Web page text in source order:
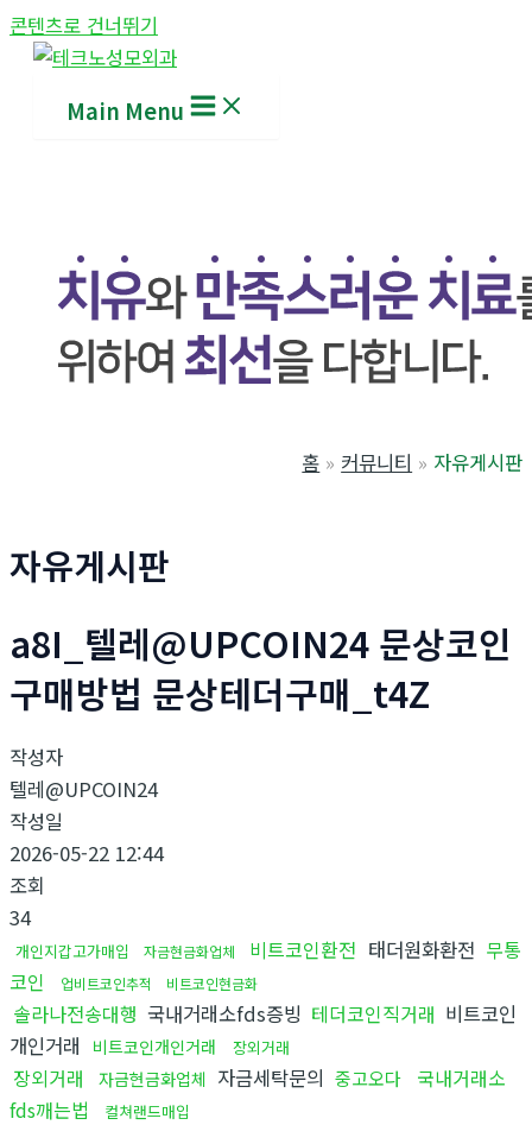
콘텐츠로 건너뛰기
Main Menu
홈 커뮤니티 자유게시판
자유게시판
a8I_텔레@UPCOIN24 문상코인
구매방법 문상테더구매_t4Z
작성자
텔레@UPCOIN24
작성일
2026-05-22 12:44
조회
34
개인지갑고가매입 자금현금화업체 비트코인환전 태더원화환전 무통
코인
업비트코인추적 비트코인현금화
솔라나전송대행 국내거래소fds증빙 테더코인직거래 비트코인
개인거래
비트코인개인거래 장외거래
장외거래 자금현금화업체 자금세탁문의 중고오다
국내거래소
fds깨는법
컬쳐랜드매입